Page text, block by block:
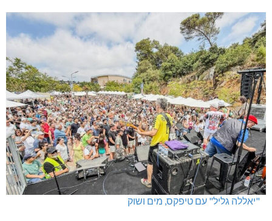
"יאללה גליל" עם טיפקס, מים ושוק